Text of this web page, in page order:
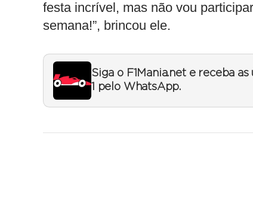
festa incrível, mas não vou
semana!”, brincou ele.
Siga o F1Mania.net e receba
1 pelo WhatsApp.